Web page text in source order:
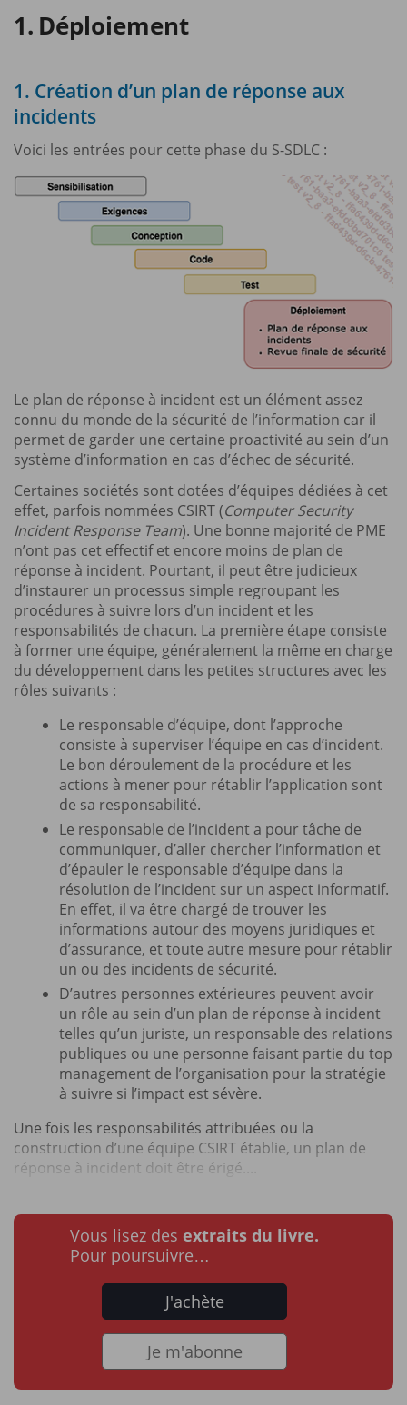
Déploiement
1. Création d’un plan de réponse aux
incidents
Voici les entrées pour cette phase du S-SDLC :
Le plan de réponse à incident est un élément assez
connu du monde de la sécurité de l’information car il
permet de garder une certaine proactivité au sein d’un
système d’information en cas d’échec de sécurité.
Certaines sociétés sont dotées d’équipes dédiées à cet
effet, parfois nommées CSIRT (Computer Security
Incident Response Team). Une bonne majorité de PME
n’ont pas cet effectif et encore moins de plan de
réponse à incident. Pourtant, il peut être judicieux
d’instaurer un processus simple regroupant les
procédures à suivre lors d’un incident et les
responsabilités de chacun. La première étape consiste
à former une équipe, généralement la même en charge
du développement dans les petites structures avec les
rôles suivants :
Le responsable d’équipe, dont l’approche
consiste à superviser l’équipe en cas d’incident.
Le bon déroulement de la procédure et les
actions à mener pour rétablir l’application sont
de sa responsabilité.
Le responsable de l’incident a pour tâche de
communiquer, d’aller chercher l’information et
d’épauler le responsable d’équipe dans la
résolution de l’incident sur un aspect informatif.
En effet, il va être chargé de trouver les
informations autour des moyens juridiques et
d’assurance, et toute autre mesure pour rétablir
un ou des incidents de sécurité.
D’autres personnes extérieures peuvent avoir
un rôle au sein d’un plan de réponse à incident
telles qu’un juriste, un responsable des relations
publiques ou une personne faisant partie du top
management de l’organisation pour la stratégie
à suivre si l’impact est sévère.
Une fois les responsabilités attribuées ou la
construction d’une équipe CSIRT établie, un plan de
réponse à incident doit être érigé....
Vous lisez des extraits du livre.
Pour poursuivre…
J'achète
Je m'abonne